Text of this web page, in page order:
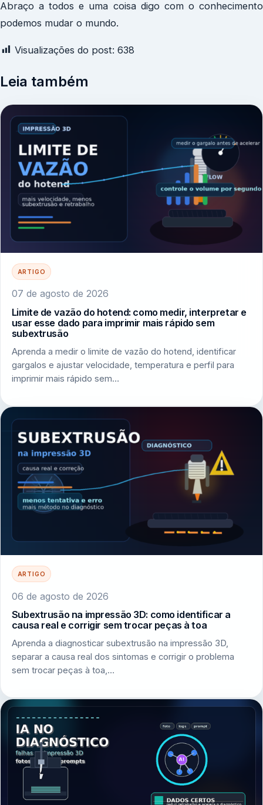
Abraço a todos e uma coisa digo com o conhecimento
podemos mudar o mundo.
Visualizações do post: 638
Leia também
ARTIGO
07 de agosto de 2026
Limite de vazão do hotend: como medir, interpretar e
usar esse dado para imprimir mais rápido sem
subextrusão
Aprenda a medir o limite de vazão do hotend, identificar
gargalos e ajustar velocidade, temperatura e perfil para
imprimir mais rápido sem…
ARTIGO
06 de agosto de 2026
Subextrusão na impressão 3D: como identificar a
causa real e corrigir sem trocar peças à toa
Aprenda a diagnosticar subextrusão na impressão 3D,
separar a causa real dos sintomas e corrigir o problema
sem trocar peças à toa,…